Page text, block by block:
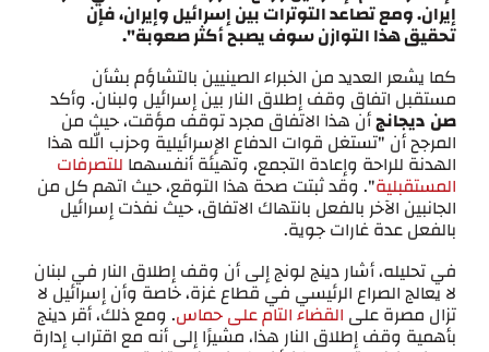
إيران. ومع تصاعد التوترات بين إسرائيل وإيران، فإن
تحقيق هذا التوازن سوف يصبح أكثر صعوبة".
كما يشعر العديد من الخبراء الصينيين بالتشاؤم بشأن
مستقبل اتفاق وقف إطلاق النار بين إسرائيل ولبنان. وأكد
صن ديجانجأن هذا الاتفاق مجرد توقف مؤقت، حيث من
المرجح أن "تستغل قوات الدفاع الإسرائيلية وحزب الله هذا
الهدنة للراحة وإعادة التجمع، وتهيئة أنفسهما للتصرفات
المستقبلية". وقد ثبتت صحة هذا التوقع، حيث اتهم كل من
الجانبين الآخر بالفعل بانتهاك الاتفاق، حيث نفذت إسرائيل
بالفعل عدة غارات جوية.
في تحليله، أشار دينج لونج إلى أن وقف إطلاق النار في لبنان
لا يعالج الصراع الرئيسي في قطاع غزة، خاصة وأن إسرائيل لا
تزال مصرة على القضاء التام على حماس. ومع ذلك، أقر دينج
بأهمية وقف إطلاق النار هذا، مشيرًا إلى أنه مع اقتراب إدارة